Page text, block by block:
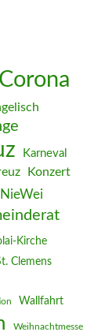
Corona
Karneval
Konzert
Kirche
Clemens
Wallfahrt
Weihnachtmesse